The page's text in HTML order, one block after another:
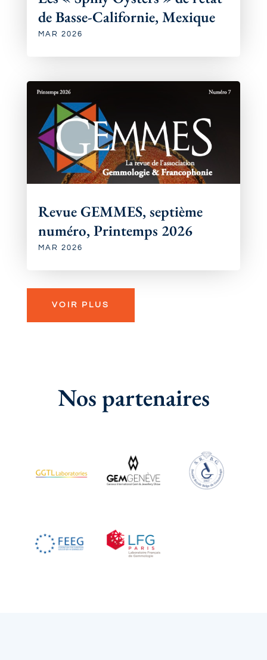
de Basse-Californie, Mexique
MAR 2026
Revue GEMMES, septième
numéro, Printemps 2026
MAR 2026
VOIR PLUS
Nos partenaires